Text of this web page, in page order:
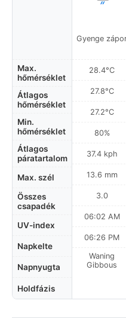
Max.
hőmérséklet
Átlagos
hőmérséklet
Min.
hőmérséklet
Átlagos
páratartalom
Max. szél
Összes
csapadék
UV-index
Napkelte
Napnyugta
Holdfázis
Gyenge
28.4°C
27.8°C
27.2°C
80%
37.4 kph
13.6 mm
3.0
06:02 AM
06:26 PM
Waning
Gibbous